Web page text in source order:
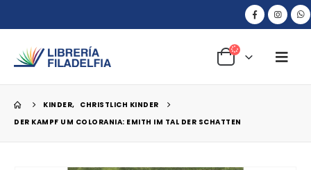
KINDER, CHRISTLICH KINDER
DER KAMPF UM COLORANIA: EMITH IM TAL DER SCHATTEN